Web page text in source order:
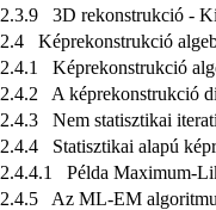
2.3.9 3D rekonstrukció -
2.4 Képrekonstrukció
2.4.1 Képrekonstrukció
2.4.2 A képrekonstrukció
2.4.3 Nem statisztikai
2.4.4 Statisztikai alapú
2.4.4.1 Példa Maximum-
2.4.5 Az ML-EM